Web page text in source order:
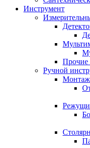
Инструмент
Прочие
Ручной